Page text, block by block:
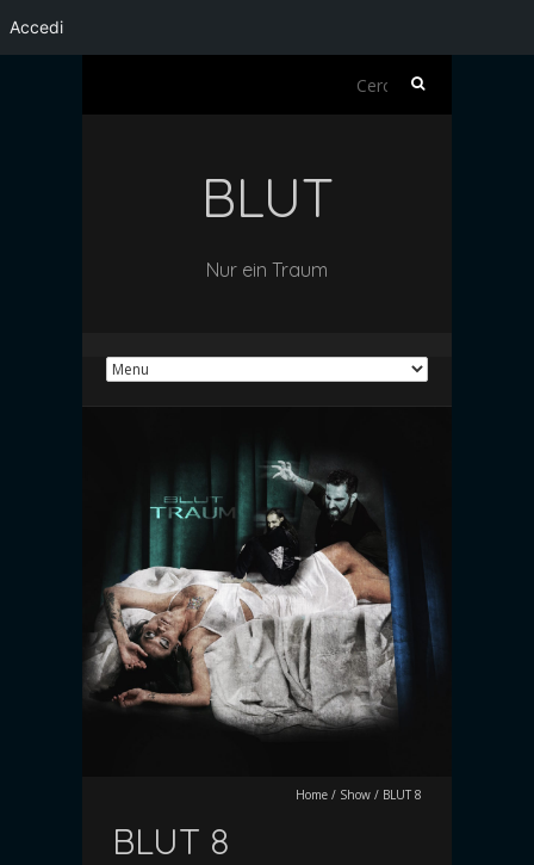
Accedi
Ricerca
BLUT
Nur ein Traum
Home / Show / BLUT 8
BLUT 8